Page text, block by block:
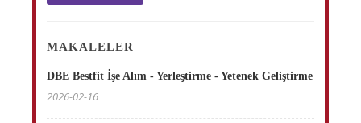
MAKALELER
DBE Bestfit İşe Alım - Yerleştirme - Yetenek Geliştirme
2026-02-16